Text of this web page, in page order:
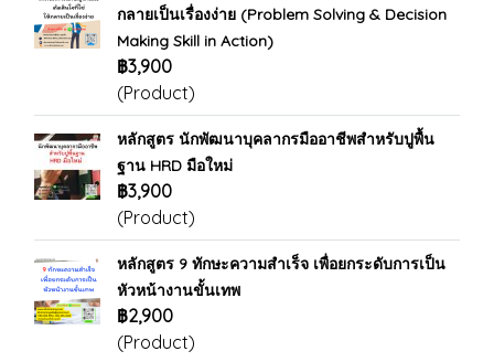
กลายเป็นเรื่องง่าย (Problem Solving & Decision
Making Skill in Action)
฿3,900
(Product)
หลักสูตร นักพัฒนาบุคลากรมืออาชีพสำหรับปูพื้น
ฐาน HRD มือใหม่
฿3,900
(Product)
หลักสูตร 9 ทักษะความสำเร็จ เพื่อยกระดับการเป็น
หัวหน้างานขั้นเทพ
฿2,900
(Product)